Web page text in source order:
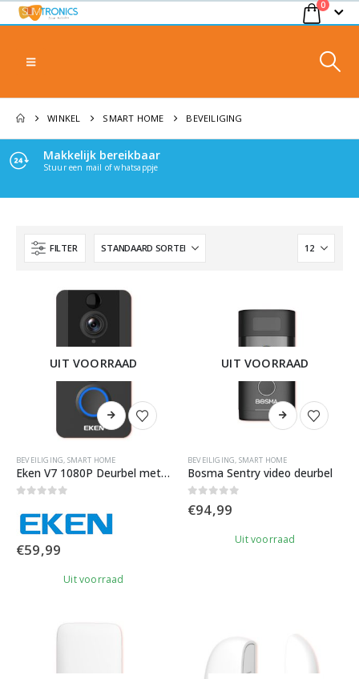
0
WINKEL SMART HOME BEVEILIGING
Makkelijk bereikbaar
Stuur een mail of whatsappje
FILTER
UIT VOORRAAD
BEVEILIGING, SMART HOME
Eken V7 1080P Deurbel met camera
€59,99
Uit voorraad
UIT VOORRAAD
BEVEILIGING, SMART HOME
Bosma Sentry video deurbel
0out of 5
€94,99
Uit voorraad